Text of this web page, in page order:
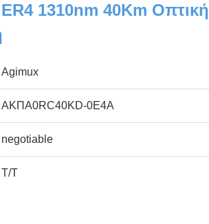
1310nm 40Km Οπτική
Agimux
ΑΚΠΑ0RC40KD-0E4A
negotiable
Τ/Τ